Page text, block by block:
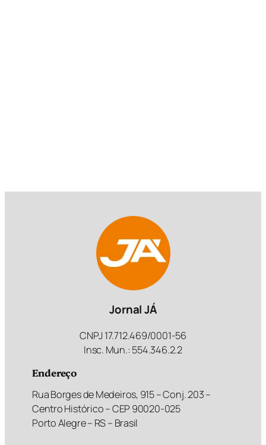
Jornal JÁ
CNPJ 17.712.469/0001-56
Insc. Mun.: 554.346.2.2
Endereço
Rua Borges de Medeiros, 915 – Conj. 203 –
Centro Histórico – CEP 90020-025
Porto Alegre – RS – Brasil